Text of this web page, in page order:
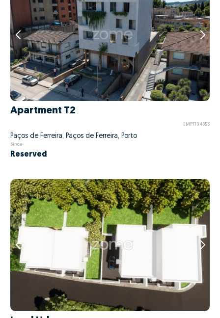
Apartment T2
EMPT194853
Paços de Ferreira, Paços de Ferreira, Porto
Since
Reserved